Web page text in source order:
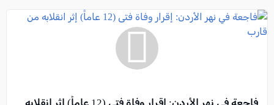
فاجعة في نهر الأردن: إقرار وفاة فتى (12 عاماً) إثر انقلابه